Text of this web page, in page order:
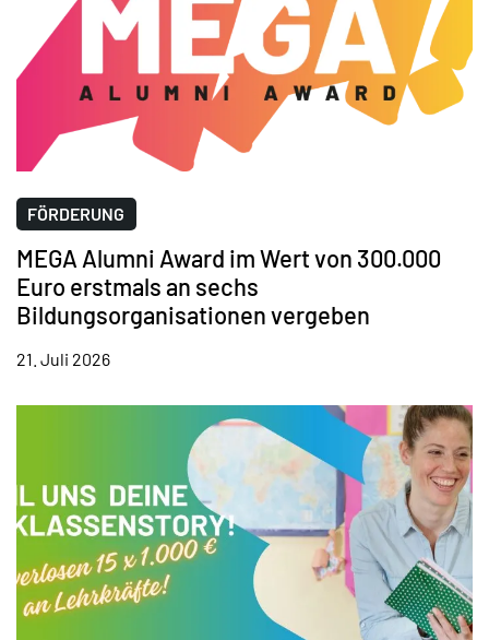
FÖRDERUNG
MEGA Alumni Award im Wert von 300.000
Euro erstmals an sechs
Bildungsorganisationen vergeben
21. Juli 2026